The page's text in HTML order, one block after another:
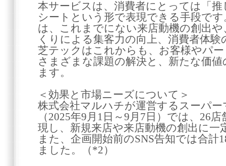
本サービスは、消費者にとっては「
シートという形で表現できる手段で
は、これまでにない来店動機の創出
くりによる集客力の向上、消費者体
芝テックはこれからも、お客様やパ
さまざまな課題の解決と、新たな価
ます。
＜効果と市場ニーズについて＞
株式会社マルハチが運営するスーパ
（2025年9月1日～9月7日）では、26
現し、新規来店や来店動機の創出に
また、企画開始前のSNS告知では合計
ました。（*2）